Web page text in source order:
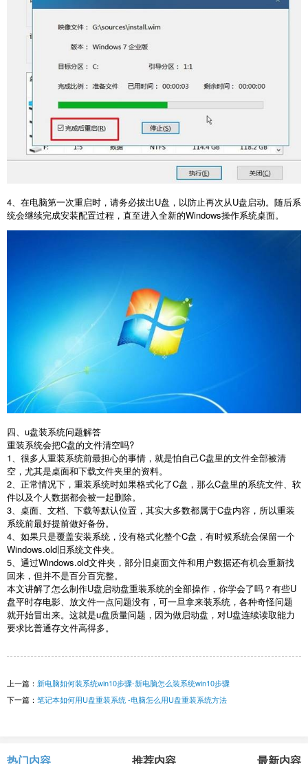
4、在电脑第一次重启时，请务必拔出U盘，以防止再次从U盘启动。随后系
统会继续完成安装配置过程，直至进入全新的Windows操作系统桌面。
四、u盘装系统问题解答
重装系统会把C盘的文件清空吗?
1、很多人重装系统前最担心的事情，就是怕自己C盘里的文件全部被清
空，尤其是桌面和下载文件夹里的资料。
2、正常情况下，重装系统时如果格式化了C盘，那么C盘里的系统文件、软
件以及个人数据都会被一起删除。
3、桌面、文档、下载等默认位置，其实大多数都属于C盘内容，所以重装
系统前最好提前做好备份。
4、如果只是覆盖安装系统，没有格式化整个C盘，有时候系统会保留一个
Windows.old旧系统文件夹。
5、通过Windows.old文件夹，部分旧桌面文件和用户数据还有机会重新找
回来，但并不是百分百完整。
本文讲解了怎么制作U盘启动盘重装系统的全部操作，你学会了吗？有些U
盘平时存电影、放文件一点问题没有，可一旦拿来装系统，各种奇怪问题
就开始冒出来。这就是u盘质量问题，因为做启动盘，对U盘连续读取能力
要求比普通存文件高得多。
上一篇： 新电脑如何装系统win10步骤-新电脑怎么装系统win10步骤
下一篇： 笔记本如何用U盘重装系统 -电脑怎么用U盘重装系统方法
热门内容 推荐内容 最新内容